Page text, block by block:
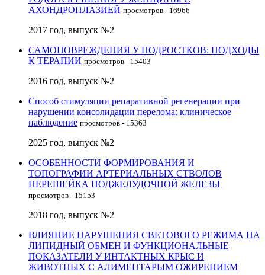
АХОНДРОПЛАЗИЕЙ просмотров - 16966
2017 год, выпуск №2
САМОПОВРЕЖДЕНИЯ У ПОДРОСТКОВ: ПОДХОДЫ
К ТЕРАПИИ просмотров - 15403
2016 год, выпуск №2
Способ стимуляции репаративной регенерации при
нарушении консолидации перелома: клиническое
наблюдение просмотров - 15363
2025 год, выпуск №2
ОСОБЕННОСТИ ФОРМИРОВАНИЯ И
ТОПОГРАФИИ АРТЕРИАЛЬНЫХ СТВОЛОВ
ПЕРЕШЕЙКА ПОДЖЕЛУДОЧНОЙ ЖЕЛЕЗЫ
просмотров - 15153
2018 год, выпуск №2
ВЛИЯНИЕ НАРУШЕНИЯ СВЕТОВОГО РЕЖИМА НА
ЛИПИДНЫЙ ОБМЕН И ФУНКЦИОНАЛЬНЫЕ
ПОКАЗАТЕЛИ У ИНТАКТНЫХ КРЫС И
ЖИВОТНЫХ С АЛИМЕНТАРЫМ ОЖИРЕНИЕМ